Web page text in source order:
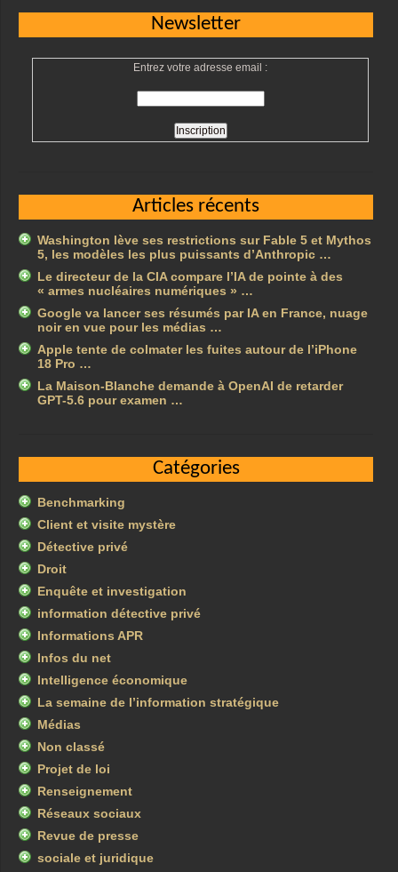
Newsletter
Entrez votre adresse email :
Articles récents
Washington lève ses restrictions sur Fable 5 et Mythos
5, les modèles les plus puissants d’Anthropic …
Le directeur de la CIA compare l’IA de pointe à des
« armes nucléaires numériques » …
Google va lancer ses résumés par IA en France, nuage
noir en vue pour les médias …
Apple tente de colmater les fuites autour de l’iPhone
18 Pro …
La Maison-Blanche demande à OpenAI de retarder
GPT-5.6 pour examen …
Catégories
Benchmarking
Client et visite mystère
Détective privé
Droit
Enquête et investigation
information détective privé
Informations APR
Infos du net
Intelligence économique
La semaine de l’information stratégique
Médias
Non classé
Projet de loi
Renseignement
Réseaux sociaux
Revue de presse
sociale et juridique